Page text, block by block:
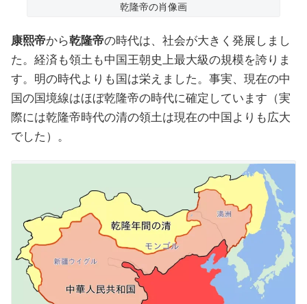
乾隆帝の肖像画
康熙帝から乾隆帝の時代は、社会が大きく発展しまし
た。経済も領土も中国王朝史上最大級の規模を誇りま
す。明の時代よりも国は栄えました。事実、現在の中
国の国境線はほぼ乾隆帝の時代に確定しています（実
際には乾隆帝時代の清の領土は現在の中国よりも広大
でした）。